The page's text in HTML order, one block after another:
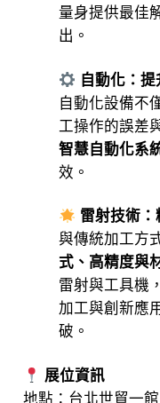
量身提供最佳
出。
自動化：
自動化設備不
工操作的誤差
智慧自動化系
效。
雷射技術
與傳統加工方
式、高精度與
雷射與工具機
加工與創新應
破。
展位資訊
地點：台北世貿一館